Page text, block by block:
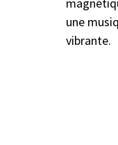
une
vibrante.